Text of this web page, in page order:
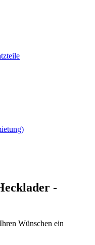
-
Wünschen ein